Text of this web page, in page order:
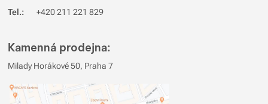
Tel.: +420 211 221 829
Kamenná prodejna:
Milady Horákové 50, Praha 7